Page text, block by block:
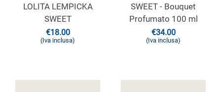
LOLITA LEMPICKA
SWEET
€18.00
(Iva inclusa)
SWEET - Bouquet
Profumato 100 ml
€34.00
(Iva inclusa)